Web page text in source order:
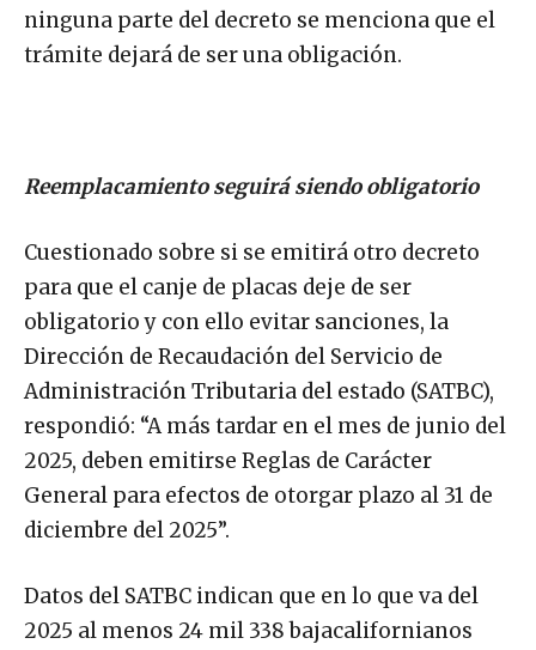
ninguna parte del decreto se menciona que el
trámite dejará de ser una obligación.
Reemplacamiento seguirá siendo obligatorio
Cuestionado sobre si se emitirá otro decreto
para que el canje de placas deje de ser
obligatorio y con ello evitar sanciones, la
Dirección de Recaudación del Servicio de
Administración Tributaria del estado (SATBC),
respondió: “A más tardar en el mes de junio del
2025, deben emitirse Reglas de Carácter
General para efectos de otorgar plazo al 31 de
diciembre del 2025”.
Datos del SATBC indican que en lo que va del
2025 al menos 24 mil 338 bajacalifornianos